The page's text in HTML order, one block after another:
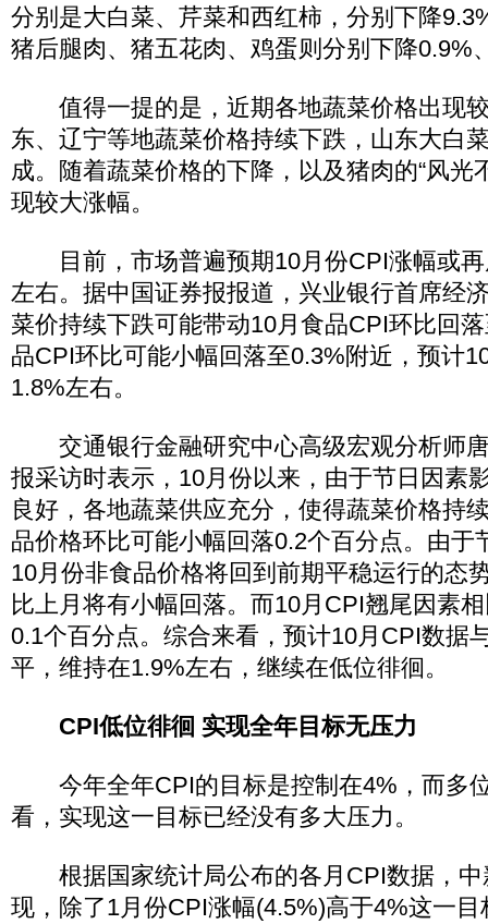
分别是大白菜、芹菜和西红柿，分别下降
猪后腿肉、猪五花肉、鸡蛋则分别下降0.9%
值得一提的是，近期各地蔬菜价格出现
东、辽宁等地蔬菜价格持续下跌，山东大白
成。随着蔬菜价格的下降，以及猪肉的“风光
现较大涨幅。
目前，市场普遍预期10月份CPI涨幅或再
左右。据中国证券报报道，兴业银行首席经
菜价持续下跌可能带动10月食品CPI环比回
品CPI环比可能小幅回落至0.3%附近，预计
1.8%左右。
交通银行金融研究中心高级宏观分析师
报采访时表示，10月份以来，由于节日因素
良好，各地蔬菜供应充分，使得蔬菜价格持
品价格环比可能小幅回落0.2个百分点。由于
10月份非食品价格将回到前期平稳运行的态
比上月将有小幅回落。而10月CPI翘尾因素
0.1个百分点。综合来看，预计10月CPI数据
平，维持在1.9%左右，继续在低位徘徊。
CPI低位徘徊 实现全年目标无压力
今年全年CPI的目标是控制在4%，而多
看，实现这一目标已经没有多大压力。
根据国家统计局公布的各月CPI数据，中
现，除了1月份CPI涨幅(4.5%)高于4%这一